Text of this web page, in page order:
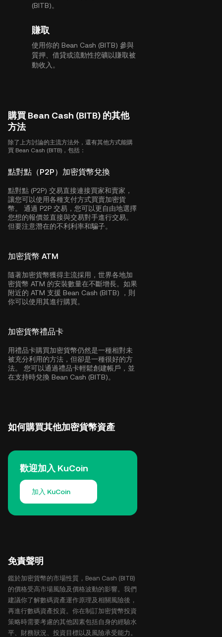
(BITB)。
賺取
使用你的 Bean Cash (BITB) 參與
質押、借貸或流動性挖礦以賺取被
動收入。
購買 Bean Cash (BITB) 的其他
方法
除了上方討論的主流方法外，還有其他方式能購
買 Bean Cash (BITB)，包括：
點對點（P2P）加密貨幣兌換
點對點 (P2P) 交易直接連接買家和賣家，
讓您可以使用各種支付方式買賣加密貨
幣。 通過 P2P 交易，您可以更自由地選擇
您想的報價並直接與交易對手進行交易。
但要注意潛在的不利利率和騙子。
加密貨幣 ATM
隨著加密貨幣獲得主流採用，世界各地加
密貨幣 ATM 的安裝數量在不斷增長。如果
附近的 ATM 支援 Bean Cash (BITB) ，則
你可以使用其進行購買。
加密貨幣禮品卡
用禮品卡購買加密貨幣仍然是一種相對未
被充分利用的方法，但卻是一種很好的方
法。 您可以通過禮品卡輕鬆創建帳戶，並
在支持時兌換 Bean Cash (BITB)。
如何購買其他加密貨幣資產
歡迎加入 KuCoin
加入 KuCoin
免責聲明
鑑於加密貨幣的市場性質，Bean Cash (BITB)
的價格受高市場風險及價格波動的影響。我們
建議你了解數碼資產運作原理及相關風險後，
再進行數碼資產投資。你在制訂加密貨幣投資
策略時需要考慮的其他因素包括自身的經驗水
平、財務狀況、投資目標以及風險承受能力。